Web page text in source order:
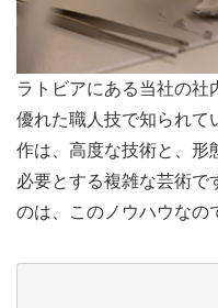
ラトビアにある当社の社
優れた職人技で知られて
作は、高度な技術と、形
必要とする複雑な芸術で
のは、このノウハウなの